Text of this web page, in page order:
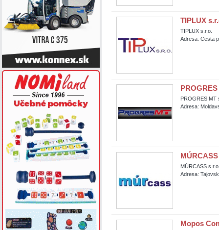
TIPLUX
TIPLUX s.r.o.
Adresa: Cesta
PROGRES MT
Adresa:
MÚRCASS
Adresa:
Mopos